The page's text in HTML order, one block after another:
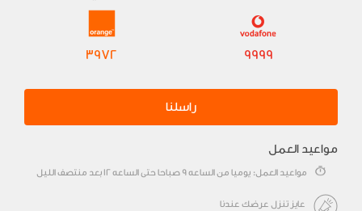
9999
3972
راسلنا
مواعيد العمل
مواعيد العمل: يوميا من الساعه 9 صباحا حتى الساعه 12 بعد منتصف الليل
عايز تنزل عرضك عندنا